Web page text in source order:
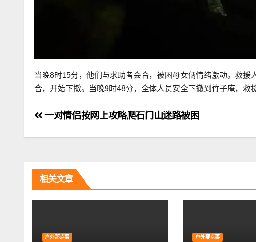
当晚8时15分，他们与求助者会合，被困母女俩情绪激动。救
合，开始下撤。当晚9时48分，全体人员安全下撤到竹子庵，救
文
章
航
一对情侣按网上攻略爬石门山迷路被困
相关文章
户外那点事 户外那点事